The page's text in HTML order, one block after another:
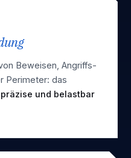
Beweisen, Angriffs-
Perimeter: das
präzise und belastbar